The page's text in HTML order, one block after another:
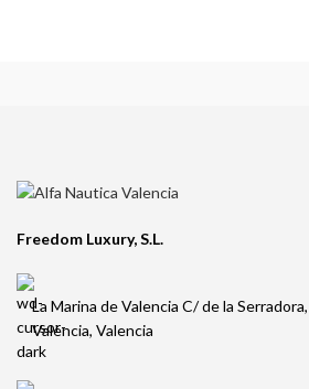
Freedom Luxury, S.L.
La Marina de Valencia C/ de la
València, Valencia